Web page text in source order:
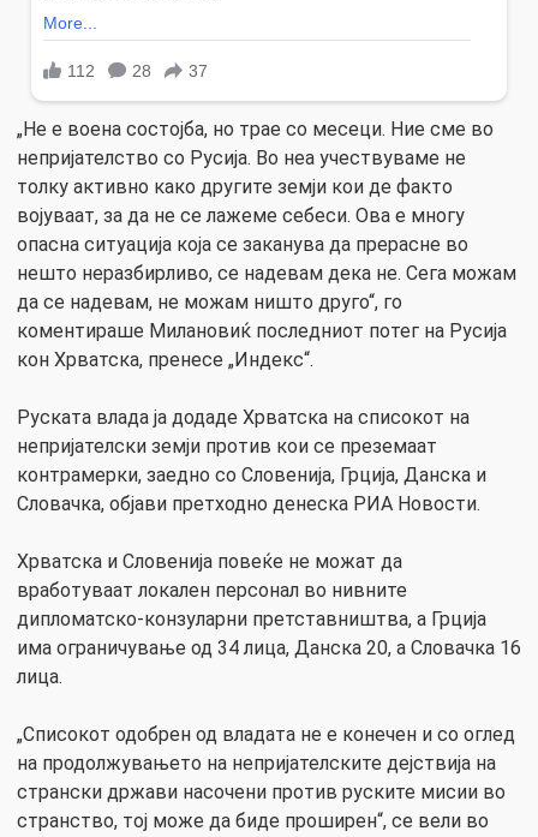
„Не е воена состојба, но трае со месеци. Ние сме во
непријателство со Русија. Во неа учествуваме не
толку активно како другите земји кои де факто
војуваат, за да не се лажеме себеси. Ова е многу
опасна ситуација која се заканува да прерасне во
нешто неразбирливо, се надевам дека не. Сега можам
да се надевам, не можам ништо друго“, го
коментираше Милановиќ последниот потег на Русија
кон Хрватска, пренесе „Индекс“.
Руската влада ја додаде Хрватска на списокот на
непријателски земји против кои се преземаат
контрамерки, заедно со Словенија, Грција, Данска и
Словачка, објави претходно денеска РИА Новости.
Хрватска и Словенија повеќе не можат да
вработуваат локален персонал во нивните
дипломатско-конзуларни претставништва, а Грција
има ограничување од 34 лица, Данска 20, а Словачка 16
лица.
„Списокот одобрен од владата не е конечен и со оглед
на продолжувањето на непријателските дејствија на
странски држави насочени против руските мисии во
странство, тој може да биде проширен“, се вели во